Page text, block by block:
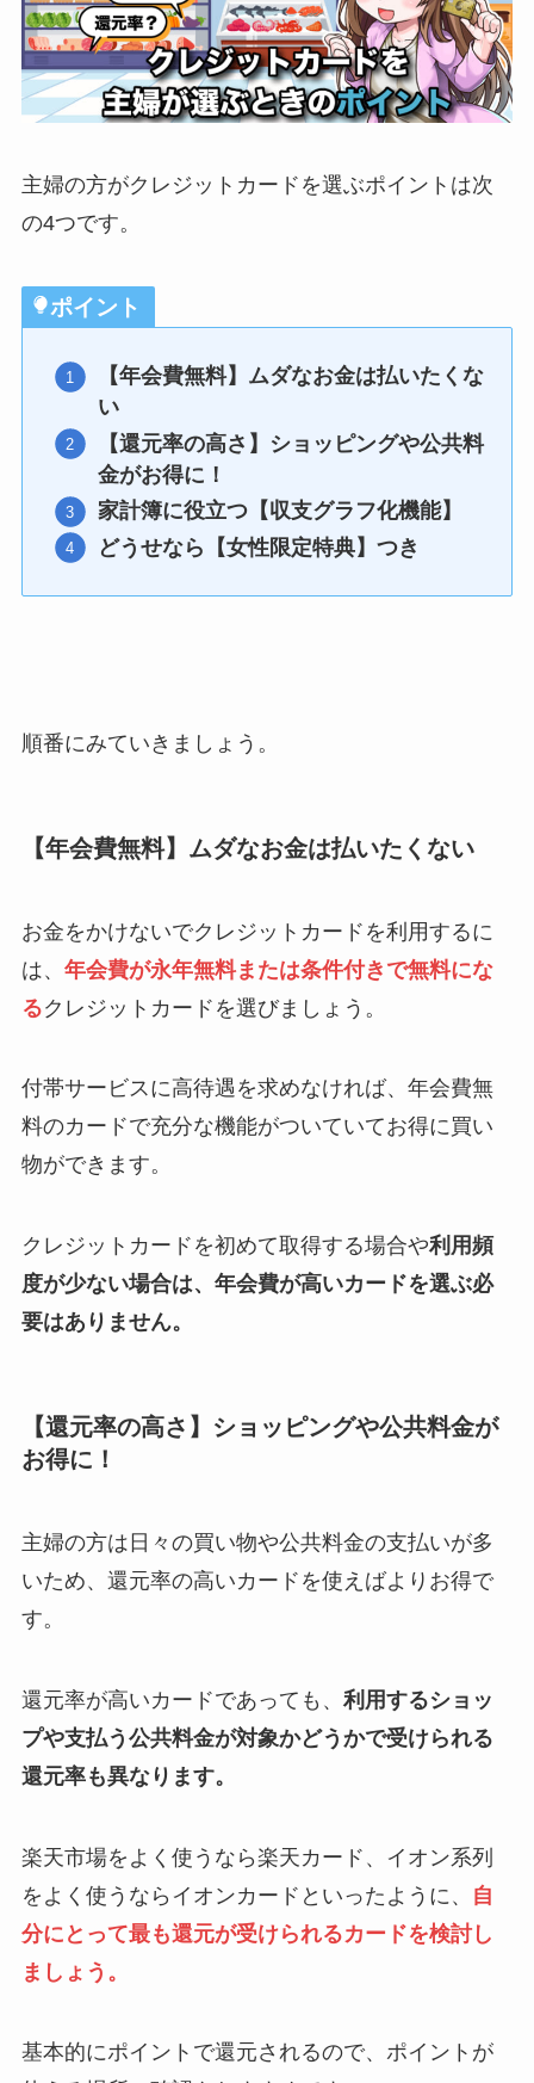
主婦の方がクレジットカードを選ぶポイントは次
の4つです。
ポイント
【年会費無料】ムダなお金は払いたくな
い
【還元率の高さ】ショッピングや公共料
金がお得に！
家計簿に役立つ【収支グラフ化機能】
どうせなら【女性限定特典】つき
順番にみていきましょう。
【年会費無料】ムダなお金は払いたくない
お金をかけないでクレジットカードを利用するに
は、 年会費が永年無料または条件付きで無料にな
るクレジットカードを選びましょう。
付帯サービスに高待遇を求めなければ、年会費無
料のカードで充分な機能がついていてお得に買い
物ができます。
クレジットカードを初めて取得する場合や利用頻
度が少ない場合は、年会費が高いカードを選ぶ必
要はありません。
【還元率の高さ】ショッピングや公共料金が
お得に！
主婦の方は日々の買い物や公共料金の支払いが多
いため、還元率の高いカードを使えばよりお得で
す。
還元率が高いカードであっても、 利用するショッ
プや支払う公共料金が対象かどうかで受けられる
還元率も異なります。
楽天市場をよく使うなら楽天カード、イオン系列
をよく使うならイオンカードといったように、
自
分にとって最も還元が受けられるカードを検討し
ましょう。
基本的にポイントで還元されるので、ポイントが